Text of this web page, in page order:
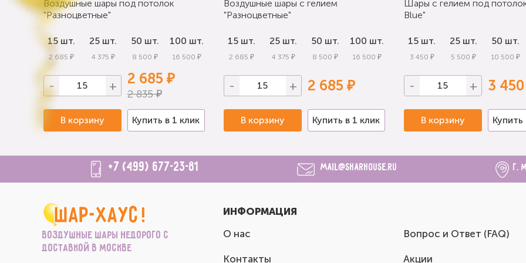
Воздушные шары под потолок
"Разноцветные"
15 шт.
2 685 ₽
25 шт.
4 375 ₽
50 шт.
8 500 ₽
100 шт.
16 500 ₽
- + 2 685 ₽
2 835 ₽
В корзину Купить в 1 клик
Воздушные шары с гелием
"Разноцветные"
15 шт.
2 685 ₽
25 шт.
4 375 ₽
50 шт.
8 500 ₽
100 шт.
16 500 ₽
- + 2 685 ₽
В корзину Купить в 1 клик
Шары с гелием под
Blue"
15 шт.
3 450 ₽
25 шт.
5 500 ₽
50 шт.
10 500 ₽
- + 3
В корзину Купить
+7 (499) 677-23-81 mail@sharhouse.ru г.
Воздушные шары недорого с
доставкой в Москве
ИНФОРМАЦИЯ
О нас
Контакты
Вопрос и Ответ (FAQ)
Акции